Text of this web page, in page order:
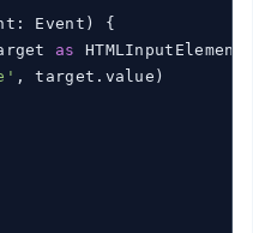
Event) {
as
HTMLInputElement
, target.value)